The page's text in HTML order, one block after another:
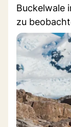
Buckelwale
zu